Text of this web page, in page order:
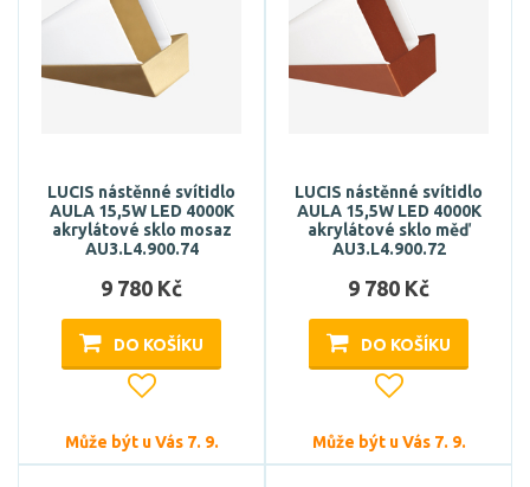
LUCIS nástěnné svítidlo
AULA 15,5W LED 4000K
akrylátové sklo mosaz
AU3.L4.900.74
9 780 Kč
DO KOŠÍKU
Může být u Vás 7. 9.
LUCIS nástěnné svítidlo
AULA 15,5W LED 4000K
akrylátové sklo měď
AU3.L4.900.72
9 780 Kč
DO KOŠÍKU
Může být u Vás 7. 9.